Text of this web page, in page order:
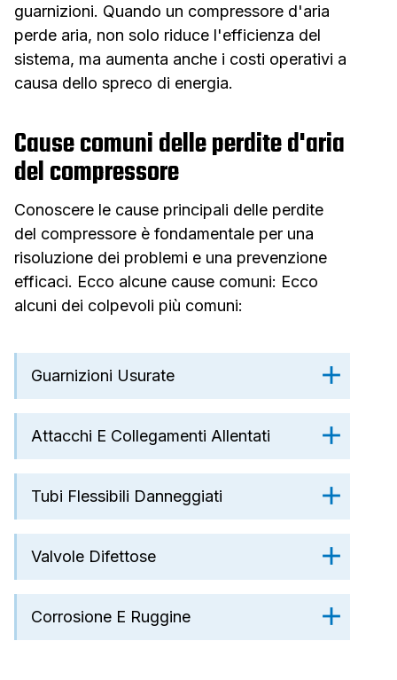
guarnizioni. Quando un compressore d'aria
perde aria, non solo riduce l'efficienza del
sistema, ma aumenta anche i costi operativi a
causa dello spreco di energia.
Cause comuni delle perdite d'aria
del compressore
Conoscere le cause principali delle perdite
del compressore è fondamentale per una
risoluzione dei problemi e una prevenzione
efficaci. Ecco alcune cause comuni: Ecco
alcuni dei colpevoli più comuni:
Guarnizioni Usurate
Attacchi E Collegamenti Allentati
Tubi Flessibili Danneggiati
Valvole Difettose
Corrosione E Ruggine